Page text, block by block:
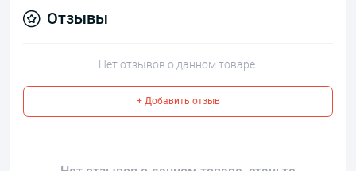
Отзывы
Нет отзывов о данном товаре.
+ Добавить отзыв